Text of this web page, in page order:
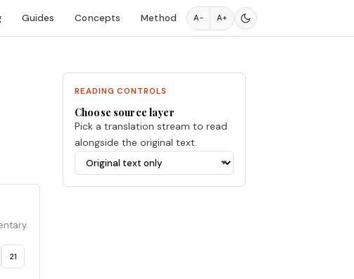
Guides Concepts Method A− A+
21
READING CONTROLS
Choose source layer
Pick a translation stream to read
alongside the original text.